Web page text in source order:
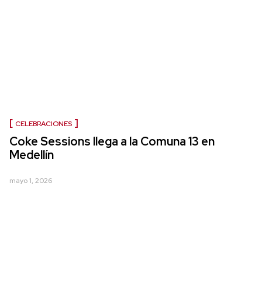
CELEBRACIONES
Coke Sessions llega a la Comuna 13 en
Medellín
mayo 1, 2026